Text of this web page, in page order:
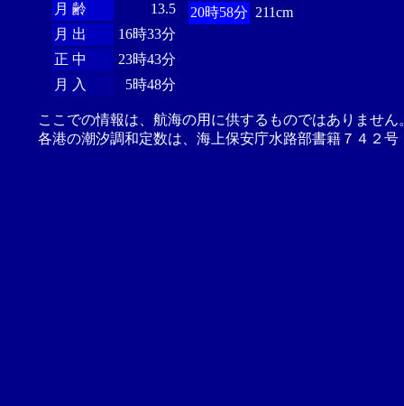
月 齢
13.5
月 出
16時33分
正 中
23時43分
月 入
5時48分
20時58分 211cm
ここでの情報は、航海の用に供するものではありませ
各港の潮汐調和定数は、海上保安庁水路部書籍７４２